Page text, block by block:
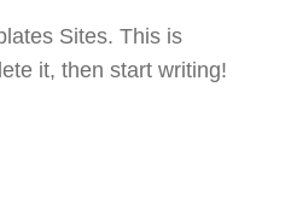
Sites. This is
it, then start writing!